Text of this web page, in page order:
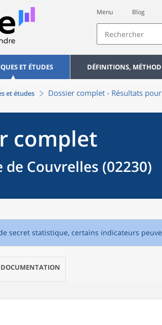
Menu Blog
ET ÉTUDES DÉFINITIONS,
et études Dossier complet - Résultats
complet
Couvrelles (02230)
secret statistique, certains indicateurs
DOCUMENTATION